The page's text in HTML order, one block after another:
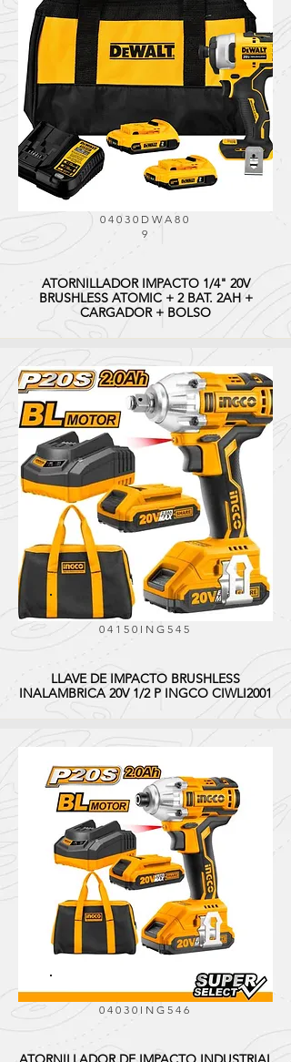
04030DWA80
9
ATORNILLADOR IMPACTO 1/4" 20V
BRUSHLESS ATOMIC + 2 BAT. 2AH +
CARGADOR + BOLSO
04150ING545
LLAVE DE IMPACTO BRUSHLESS
INALAMBRICA 20V 1/2 P INGCO CIWLI2001
04030ING546